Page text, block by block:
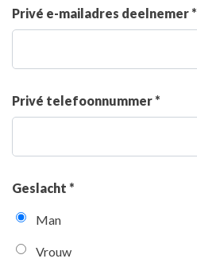
Privé e-mailadres deelnemer *
Privé telefoonnummer *
Geslacht *
Man
Vrouw